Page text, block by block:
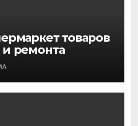
товаров
ремонта